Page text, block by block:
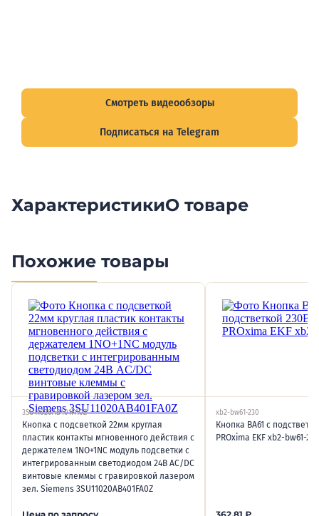
Смотреть видеообзоры
Подписаться на Telegram
ХарактеристикиО товаре
Похожие товары
3SU11020AB401FA0Z
Кнопка с подсветкой 22мм круглая
пластик контакты мгновенного действия с
держателем 1NO+1NC модуль подсветки с
интегрированным светодиодом 24В AC/DC
винтовые клеммы с гравировкой лазером
зел. Siemens 3SU11020AB401FA0Z
xb2-bw61-230
Кнопка BA61 с
PROxima EKF xb2-bw61-230